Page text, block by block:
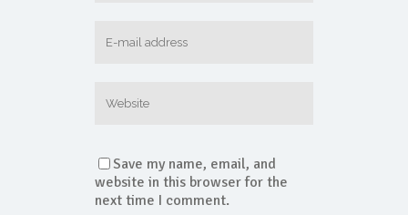
Save my name, email, and
website in this browser for the
next time I comment.